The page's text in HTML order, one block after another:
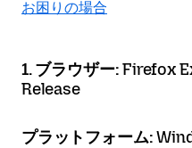
お困りの場合
1. ブラウザー:Firefox
Release
プラットフォーム: